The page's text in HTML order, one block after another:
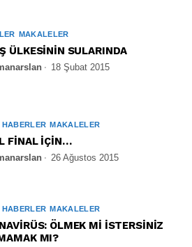
MAKALELER
ÜLKESİNİN SULARINDA
18 Şubat 2015
HABERLER MAKALELER
FİNAL İÇİN…
26 Ağustos 2015
HABERLER MAKALELER
ÖLMEK Mİ İSTERSİNİZ
MI?